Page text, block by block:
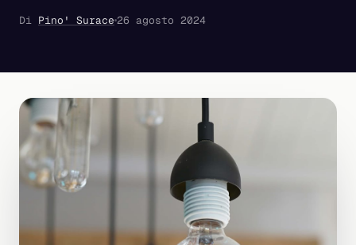
Di Pino' Surace 26 agosto 2024